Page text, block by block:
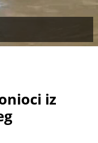
iz